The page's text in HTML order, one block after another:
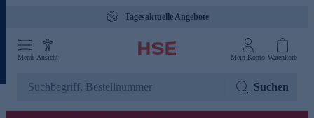
Tagesaktuelle Angebote
Menü Ansicht Mein Konto Warenkorb
Suchen